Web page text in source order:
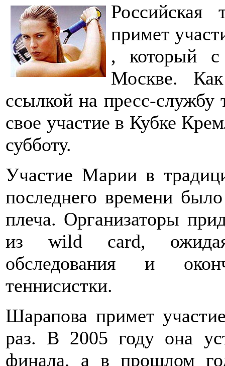
Российская
примет
, который
Москве.
ссылкой на пресс-службу
свое участие в Кубке
субботу.
Участие Марии в
последнего времени
плеча. Организаторы
из wild card, ожидая
обследования и
теннисистки.
Шарапова примет
раз. В 2005 году она
финала, а в прошлом